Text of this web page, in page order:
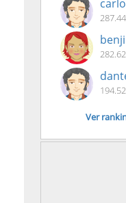
benji
Ver